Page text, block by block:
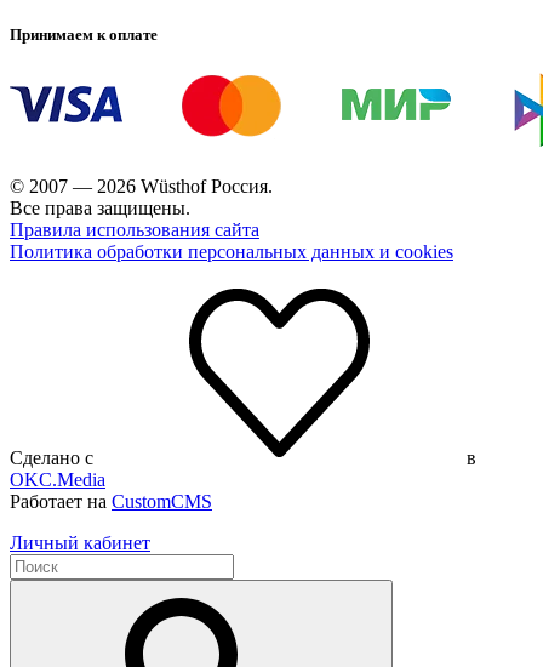
Принимаем к оплате
© 2007 — 2026 Wüsthof Россия.
Все права защищены.
Правила использования сайта
Политика обработки персональных данных и cookies
Сделано с
в
OKC.Media
Работает на CustomCMS
Личный кабинет